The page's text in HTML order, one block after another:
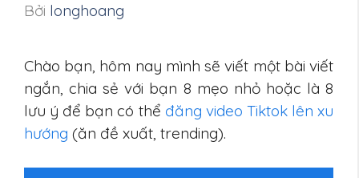
Bởi longhoang
Chào bạn, hôm nay mình sẽ viết một bài viết
ngắn, chia sẻ với bạn 8 mẹo nhỏ hoặc là 8
lưu ý để bạn có thể đăng video Tiktok lên xu
hướng (ăn đề xuất, trending).